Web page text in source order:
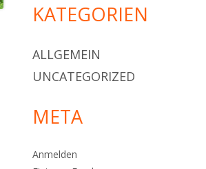
KATEGORIEN
ALLGEMEIN
UNCATEGORIZED
META
Anmelden